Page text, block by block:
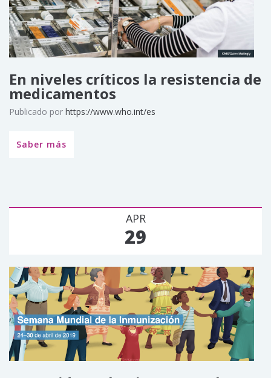
En niveles críticos la resistencia de
medicamentos
Publicado por https://www.who.int/es
Saber más
APR
29